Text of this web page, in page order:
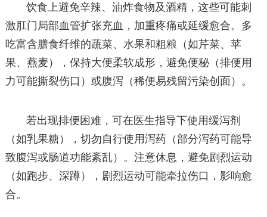
饮食上避免辛辣、油炸食物及酒精，这些可能刺
激肛门局部血管扩张充血，加重疼痛或延缓愈合。多
吃富含膳食纤维的蔬菜、水果和粗粮（如芹菜、苹
果、燕麦），保持大便柔软成形，避免便秘（排便用
力可能撕裂伤口）或腹泻（稀便易残留污染创面）。
若出现排便困难，可在医生指导下使用缓泻剂
（如乳果糖），切勿自行使用泻药（部分泻药可能导
致腹泻或肠道功能紊乱）。注意休息，避免剧烈运动
（如跑步、深蹲），剧烈运动可能牵拉伤口，影响愈
合。